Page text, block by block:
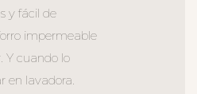
y fácil de
impermeable
Y cuando lo
en lavadora.